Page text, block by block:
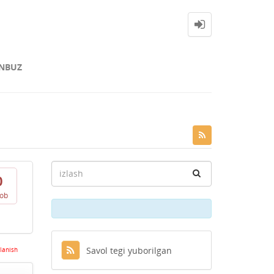
Savol tegi yuborilgan